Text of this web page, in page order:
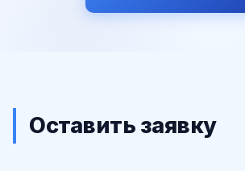
Оставить заявку